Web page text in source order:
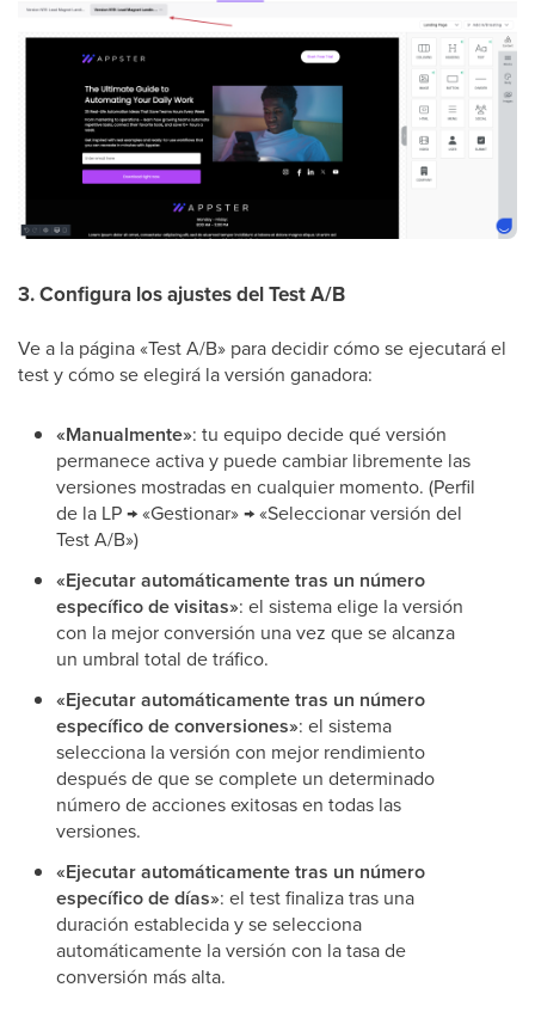
3. Configura los ajustes del Test A/B
Ve a la página «Test A/B» para decidir cómo se ejecutará el
test y cómo se elegirá la versión ganadora:
«Manualmente»: tu equipo decide qué versión
permanece activa y puede cambiar libremente las
versiones mostradas en cualquier momento. (Perfil
de la LP → «Gestionar» → «Seleccionar versión del
Test A/B»)
«Ejecutar automáticamente tras un número
específico de visitas»: el sistema elige la versión
con la mejor conversión una vez que se alcanza
un umbral total de tráfico.
«Ejecutar automáticamente tras un número
específico de conversiones»: el sistema
selecciona la versión con mejor rendimiento
después de que se complete un determinado
número de acciones exitosas en todas las
versiones.
«Ejecutar automáticamente tras un número
específico de días»: el test finaliza tras una
duración establecida y se selecciona
automáticamente la versión con la tasa de
conversión más alta.